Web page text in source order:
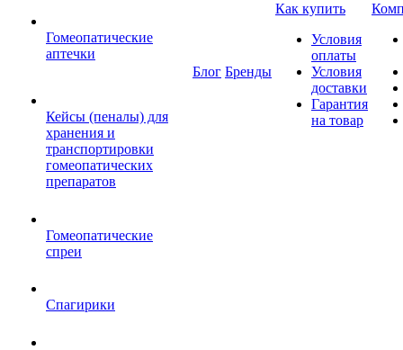
Гомеопатические
аптечки
Кейсы (пеналы) для
хранения и
транспортировки
гомеопатических
препаратов
Гомеопатические
спреи
Спагирики
Блог Бренды
Как купить
Условия
оплаты
Условия
доставки
Гарантия
на товар